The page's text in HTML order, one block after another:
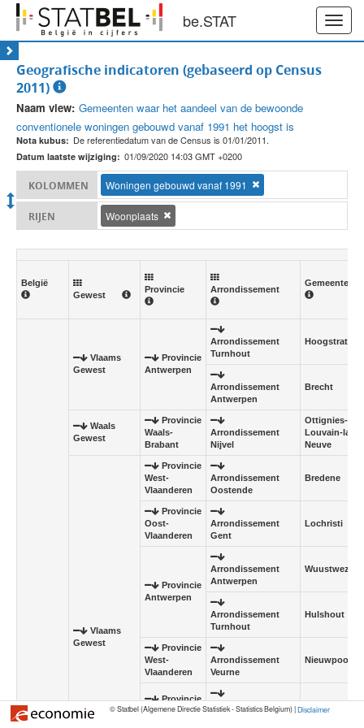
be.STAT
Geografische indicatoren (gebaseerd op Census
2011)
Naam view: Gemeenten waar het aandeel van de bewoonde
conventionele woningen gebouwd vanaf 1991 het hoogst is
Nota kubus: De referentiedatum van de Census is 01/01/2011.
Datum laatste wijziging: 01/09/2020 14:03 GMT +0200
KOLOMMEN Woningen gebouwd vanaf 1991
RIJEN Woonplaats
België
Gewest
Provincie Arrondissement
Gemeente
Vlaams
Gewest
Provincie
Antwerpen
Arrondissement
Turnhout
Hoogstraten
Arrondissement
Antwerpen
Brecht
Waals
Gewest
Provincie
Waals-
Brabant
Arrondissement
Nijvel
Ottignies-
Louvain-la-
Neuve
Vlaams
Gewest
Provincie
West-
Vlaanderen
Arrondissement
Oostende
Bredene
Provincie
Oost-
Vlaanderen
Arrondissement
Gent
Lochristi
Provincie
Antwerpen
Arrondissement
Antwerpen
Wuustwezel
Arrondissement
Turnhout
Hulshout
Provincie
West-
Vlaanderen
Arrondissement
Veurne
Nieuwpoort
Provincie
Limburg
Arrondissement
Overpelt
© Statbel (Algemene Directie Statistiek - Statistics Belgium) |Disclaimer